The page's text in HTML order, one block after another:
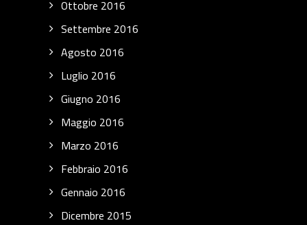
Ottobre 2016
Settembre 2016
Agosto 2016
Luglio 2016
Giugno 2016
Maggio 2016
Marzo 2016
Febbraio 2016
Gennaio 2016
Dicembre 2015